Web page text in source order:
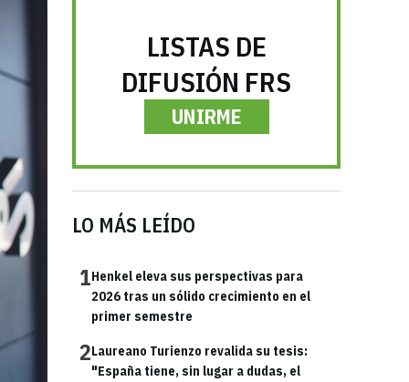
LISTAS DE
DIFUSIÓN FRS
UNIRME
LO MÁS LEÍDO
1Henkel eleva sus perspectivas para
2026 tras un sólido crecimiento en el
primer semestre
2Laureano Turienzo revalida su tesis:
"España tiene, sin lugar a dudas, el